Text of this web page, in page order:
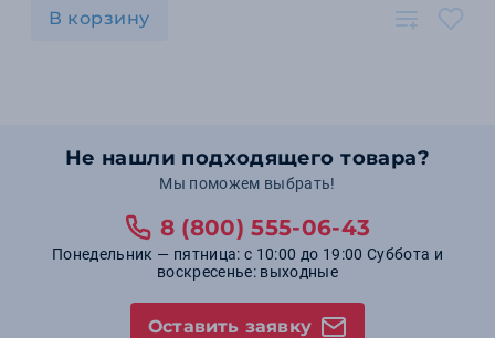
В корзину
Не нашли подходящего товара?
Мы поможем выбрать!
8 (800) 555-06-43
Понедельник — пятница: с 10:00 до 19:00 Суббота и
воскресенье: выходные
Оставить заявку